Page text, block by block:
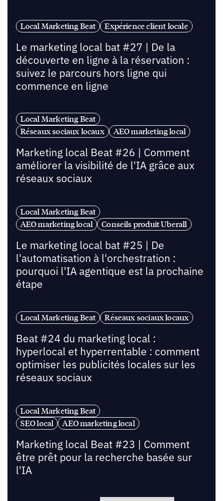
Local Marketing Beat Expérience client locale
Le marketing local bat #27 | De la
découverte en ligne à la réservation :
suivez le parcours hors ligne qui
commence en ligne
Local Marketing Beat
Réseaux sociaux locaux
AEO marketing local
Marketing local Beat #26 | Comment
améliorer la visibilité de l'IA grâce aux
réseaux sociaux
Local Marketing Beat
AEO marketing local
Conseils produit Uberall
Le marketing local bat #25 | De
l'automatisation à l'orchestration :
pourquoi l'IA agentique est la prochaine
étape
Local Marketing Beat Réseaux sociaux locaux
Beat #24 du marketing local :
hyperlocal et hyperrentable : comment
optimiser les publicités locales sur les
réseaux sociaux
Local Marketing Beat
SEO local
AEO marketing local
Marketing local Beat #23 | Comment
être prêt pour la recherche basée sur
l'IA